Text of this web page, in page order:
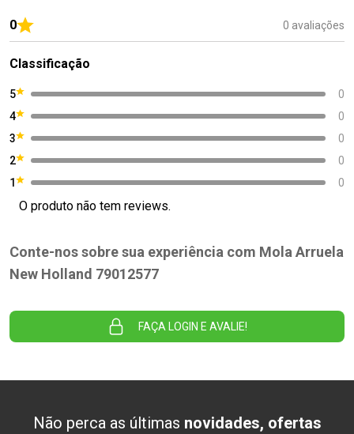
0 0 avaliações
Classificação
5
0
4
0
3
0
2
0
1
0
O produto não tem reviews.
Conte-nos sobre sua experiência com Mola Arruela
New Holland 79012577
FAÇA LOGIN E AVALIE!
Não perca as últimas novidades, ofertas